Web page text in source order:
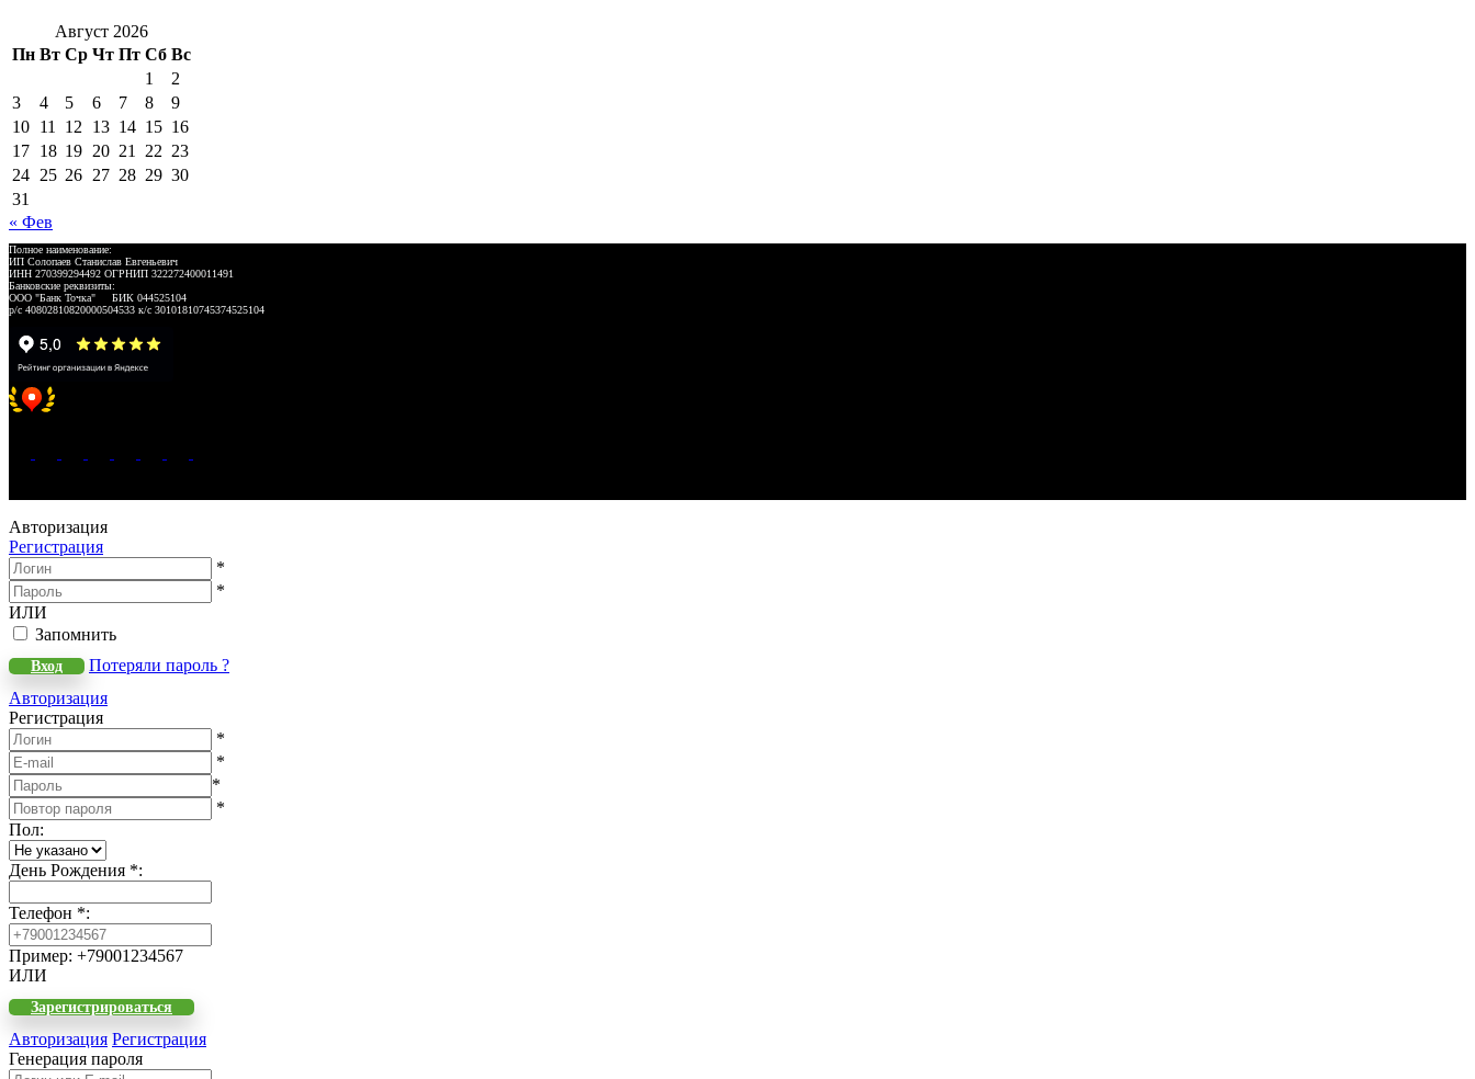
Август 2026
Пн Вт Ср Чт Пт Сб Вс
1
2
3
4 5 6 7 8
9
10 11 12 13 14 15 16
17 18 19 20 21 22 23
24 25 26 27 28 29 30
31
« Фев
Полное наименование:
ИП Солопаев Станислав Евгеньевич
ИНН 270399294492 ОГРНИП 322272400011491
Банковские реквизиты:
ООО "Банк Точка" БИК 044525104
р/с 40802810820000504533 к/с 30101810745374525104
Авторизация
Регистрация
*
*
ИЛИ
Запомнить
Вход
Потеряли пароль ?
Авторизация
Регистрация
*
*
*
*
Пол:
День Рождения *:
Телефон *:
Пример: +79001234567
ИЛИ
Зарегистрироваться
Авторизация Регистрация
Генерация пароля